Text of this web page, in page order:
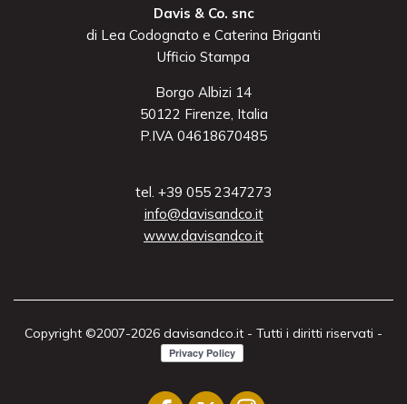
Davis & Co. snc
di Lea Codognato e Caterina Briganti
Ufficio Stampa
Borgo Albizi 14
50122 Firenze, Italia
P.IVA 04618670485
tel. +39 055 2347273
info@davisandco.it
www.davisandco.it
Copyright ©2007-2026 davisandco.it - Tutti i diritti riservati -